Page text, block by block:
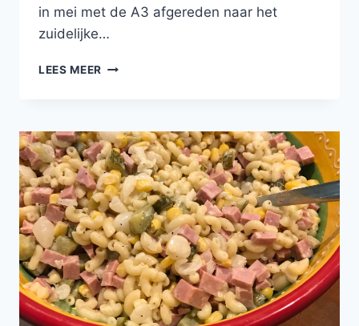
in mei met de A3 afgereden naar het
zuidelijke…
LEES MEER